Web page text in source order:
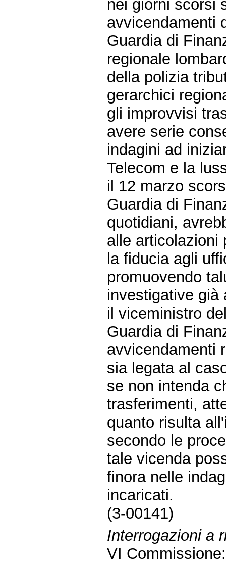
nei giorni scorsi
avvicendamenti
Guardia di
regionale
della polizia
gerarchici
gli improvvisi
avere serie
indagini ad
Telecom e la
il 12 marzo
Guardia di
quotidiani,
alle articolazioni
la fiducia agli
promuovendo
investigative già
il viceministro
Guardia di
avvicendamenti
sia legata al
se non intenda
trasferimenti,
quanto risulta
secondo le
tale vicenda
finora nelle
incaricati.
(3-00141)
Interrogazioni a
VI Commissione: